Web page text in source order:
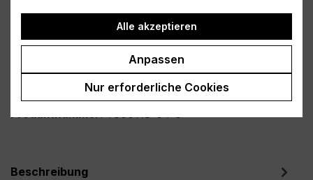
ohne Personalisieung
Produkt Anzahl: Gib den gewünschten
In den Warenkorb
Produktnummer:T800118-04-0
Beschreibung
Alle akzeptieren
Anpassen
Nur erforderliche Cookies